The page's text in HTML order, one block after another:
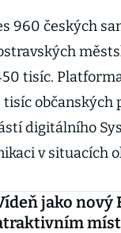
960 českých
tisíc.
občanských
digitálního
v situacích
jako nový